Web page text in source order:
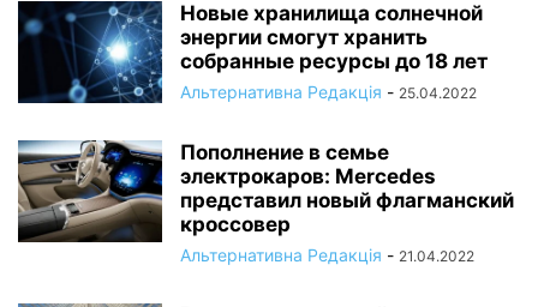
Новые хранилища солнечной
энергии смогут хранить
собранные ресурсы до 18 лет
Альтернативна Редакція - 25.04.2022
Пополнение в семье
электрокаров: Mercedes
представил новый флагманский
кроссовер
Альтернативна Редакція - 21.04.2022